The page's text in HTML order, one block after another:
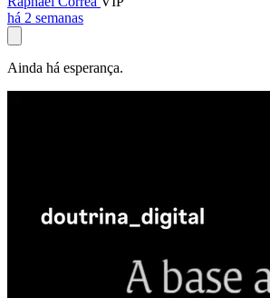
há 2 semanas
Ainda há esperança.